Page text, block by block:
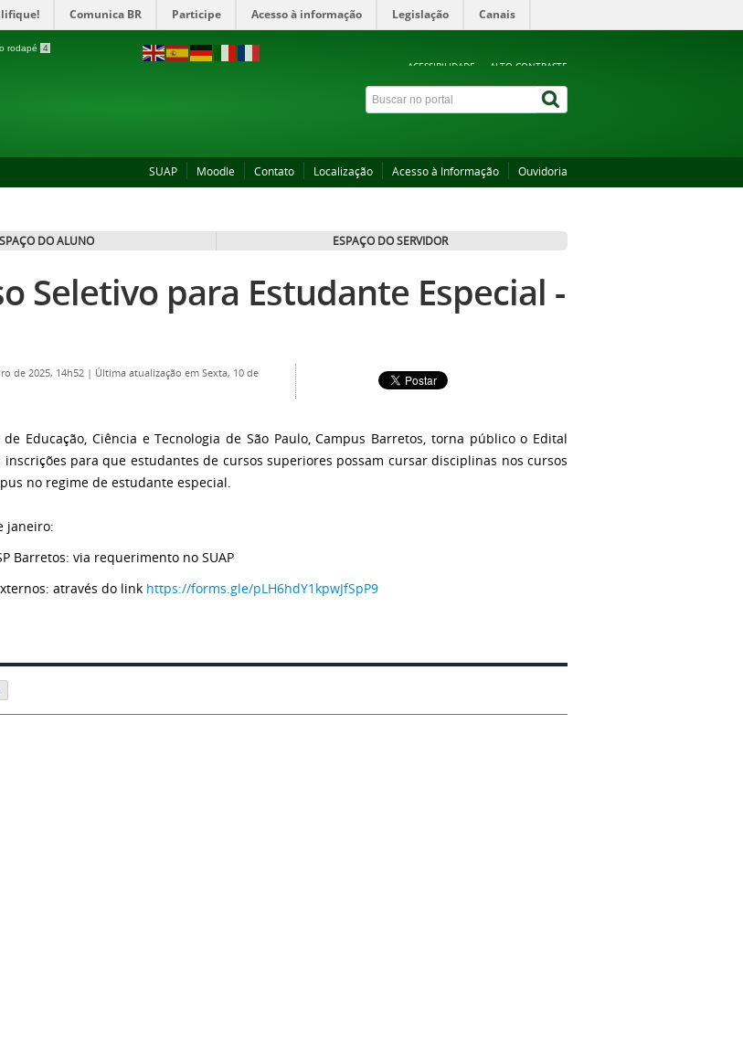
Comunica BR Participe Acesso à informação Legislação Canais
rodapé 4
ACESSIBILIDADE ALTO CONTRASTE
SUAP Moodle Contato Localização Acesso à Informação Ouvidoria
DO ALUNO ESPAÇO DO SERVIDOR
Seletivo para Estudante Especial -
de 2025, 14h52 | Última atualização em Sexta, 10 de
Educação, Ciência e Tecnologia de São Paulo, Campus Barretos, torna público o Edital
inscrições para que estudantes de cursos superiores possam cursar disciplinas nos cursos
no regime de estudante especial.
janeiro:
Barretos: via requerimento no SUAP
através do link https://forms.gle/pLH6hdY1kpwJfSpP9